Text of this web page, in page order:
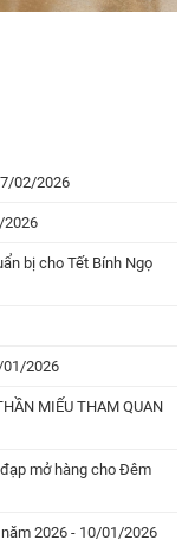
02/2026
2026
bị cho Tết Bính Ngọ
01/2026
MIẾU THAM QUAN
mở hàng cho Đêm
2026 - 10/01/2026